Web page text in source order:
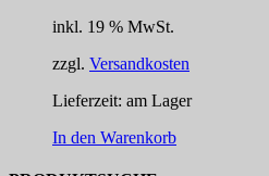
inkl. 19 % MwSt.
zzgl. Versandkosten
Lieferzeit: am Lager
In den Warenkorb